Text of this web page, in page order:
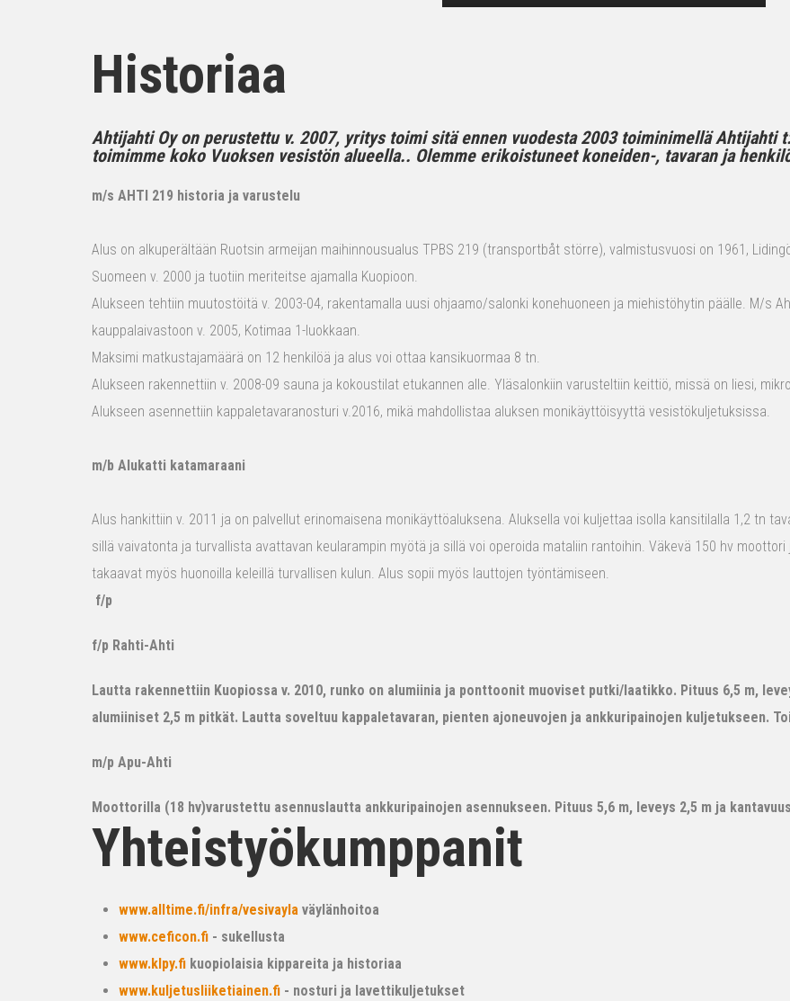
Historiaa
Ahtijahti Oy on perustettu v. 2007, yritys toimi sitä ennen vuodesta 2003 toiminimellä Ahtijahti
toimimme koko Vuoksen vesistön alueella.. Olemme erikoistuneet koneiden-, tavaran ja
m/s AHTI 219 historia ja varustelu
Alus on alkuperältään Ruotsin armeijan maihinnousualus TPBS 219 (transportbåt större), valmistusvuosi on 1961,
Suomeen v. 2000 ja tuotiin meriteitse ajamalla Kuopioon.
Alukseen tehtiin muutostöitä v. 2003-04, rakentamalla uusi ohjaamo/salonki konehuoneen ja miehistöhytin päälle. M/s
kauppalaivastoon v. 2005, Kotimaa 1-luokkaan.
Maksimi matkustajamäärä on 12 henkilöä ja alus voi ottaa kansikuormaa 8 tn.
Alukseen rakennettiin v. 2008-09 sauna ja kokoustilat etukannen alle. Yläsalonkiin varusteltiin keittiö, missä on liesi,
Alukseen asennettiin kappaletavaranosturi v.2016, mikä mahdollistaa aluksen monikäyttöisyyttä vesistökuljetuksissa.
m/b Alukatti katamaraani
Alus hankittiin v. 2011 ja on palvellut erinomaisena monikäyttöaluksena. Aluksella voi kuljettaa isolla kansitilalla 1,2 tn
sillä vaivatonta ja turvallista avattavan keularampin myötä ja sillä voi operoida mataliin rantoihin. Väkevä 150 hv
takaavat myös huonoilla keleillä turvallisen kulun. Alus sopii myös lauttojen työntämiseen.
f/p
f/p Rahti-Ahti
Lautta rakennettiin Kuopiossa v. 2010, runko on alumiinia ja ponttoonit muoviset putki/laatikko. Pituus 6,5 m,
alumiiniset 2,5 m pitkät. Lautta soveltuu kappaletavaran, pienten ajoneuvojen ja ankkuripainojen kuljetukseen.
m/p Apu-Ahti
Moottorilla (18 hv)varustettu asennuslautta ankkuripainojen asennukseen. Pituus 5,6 m, leveys 2,5 m ja
Yhteistyökumppanit
www.alltime.fi/infra/vesivayla väylänhoitoa
www.ceficon.fi - sukellusta
www.klpy.fi kuopiolaisia kippareita ja historiaa
www.kuljetusliiketiainen.fi - nosturi ja lavettikuljetukset